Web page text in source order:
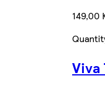
149,00
Viva